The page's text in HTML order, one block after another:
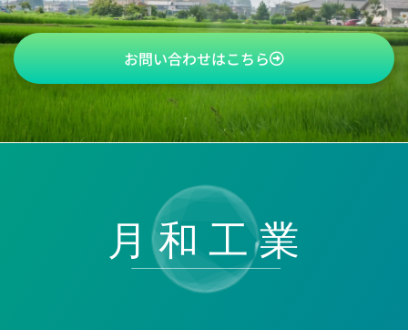
お問い合わせはこちら